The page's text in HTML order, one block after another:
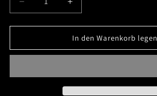
Verringere
die
Menge
Uhrwerk
Erhöhe
die
Menge
für
Uhrwerk
In den Warenkorb legen